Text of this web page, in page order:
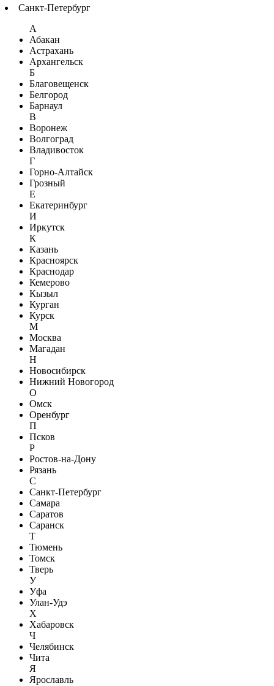
Санкт-Петербург
А
Абакан
Астрахань
Архангельск
Б
Благовещенск
Белгород
Барнаул
В
Воронеж
Волгоград
Владивосток
Г
Горно-Алтайск
Грозный
Е
Екатеринбург
И
Иркутск
К
Казань
Красноярск
Краснодар
Кемерово
Кызыл
Курган
Курск
М
Москва
Магадан
Н
Новосибирск
Нижний Новогород
О
Омск
Оренбург
П
Псков
Р
Ростов-на-Дону
Рязань
С
Санкт-Петербург
Самара
Саратов
Саранск
Т
Тюмень
Томск
Тверь
У
Уфа
Улан-Удэ
Х
Хабаровск
Ч
Челябинск
Чита
Я
Ярославль